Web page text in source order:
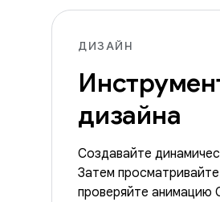
ДИЗАЙН
дизайна
Создавайте
Затем
проверяйте анимацию